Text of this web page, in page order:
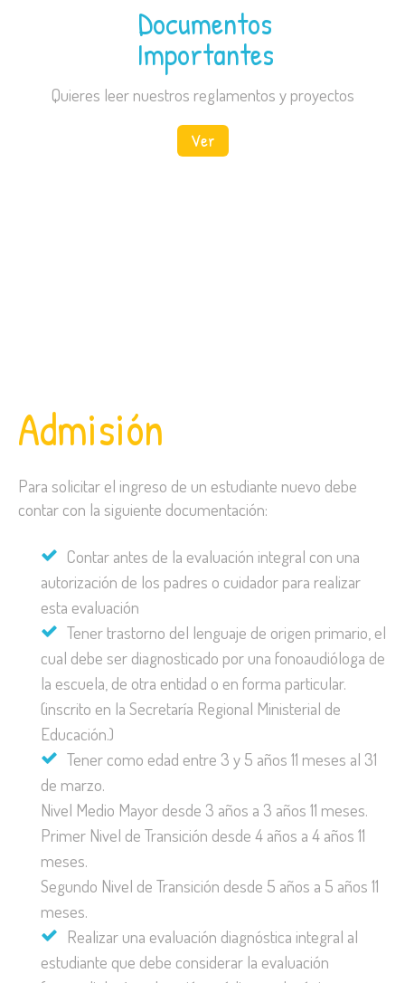
Documentos
Importantes
Quieres leer nuestros reglamentos y proyectos
Ver
Admisión
Para solicitar el ingreso de un estudiante nuevo debe
contar con la siguiente documentación:
Contar antes de la evaluación integral con una
autorización de los padres o cuidador para realizar
esta evaluación
Tener trastorno del lenguaje de origen primario, el
cual debe ser diagnosticado por una fonoaudióloga de
la escuela, de otra entidad o en forma particular.
(inscrito en la Secretaría Regional Ministerial de
Educación.)
Tener como edad entre 3 y 5 años 11 meses al 31
de marzo.
Nivel Medio Mayor desde 3 años a 3 años 11 meses.
Primer Nivel de Transición desde 4 años a 4 años 11
meses.
Segundo Nivel de Transición desde 5 años a 5 años 11
meses.
Realizar una evaluación diagnóstica integral al
estudiante que debe considerar la evaluación